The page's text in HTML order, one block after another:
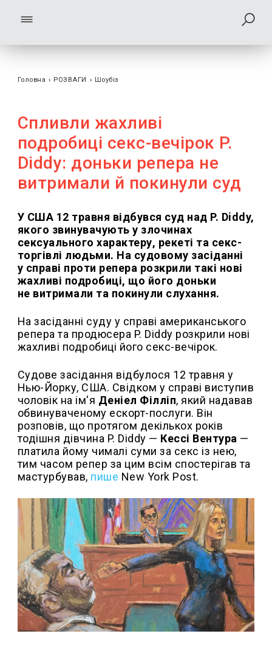
Головна › РОЗВАГИ › Шоубiз
Спливли жахливі
подробиці секс-вечірок P.
Diddy: доньки репера не
витримали й покинули суд
У США 12 травня відбувся суд над P. Diddy,
якого звинувачують у злочинах
сексуального характеру, рекеті та секс-
торгівлі людьми. На судовому засіданні
у справі проти репера розкрили такі нові
жахливі подробиці, що його доньки
не витримали та покинули слухання.
На засіданні суду у справі американського
репера та продюсера P. Diddy розкрили нові
жахливі подробиці його секс-вечірок.
Судове засідання відбулося 12 травня у
Нью-Йорку, США. Свідком у справі виступив
чоловік на ім'я Деніел Філліп, який надавав
обвинуваченому ескорт-послуги. Він
розповів, що протягом декількох років
тодішня дівчина P. Diddy — Кессі Вентура —
платила йому чималі суми за секс із нею,
тим часом репер за цим всім спостерігав та
мастурбував, пише New York Post.